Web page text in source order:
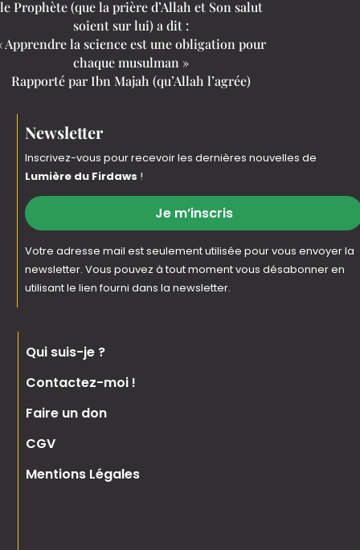
le Prophète (que la prière d’Allah et Son salut
soient sur lui) a dit :
Apprendre la science est une obligation pour
chaque musulman »
Rapporté par Ibn Majah (qu’Allah l’agrée)
Newsletter
Inscrivez-vous pour recevoir les dernières nouvelles de
Lumière du Firdaws !
Je m’inscris
Votre adresse mail est seulement utilisée pour vous envoyer la
newsletter. Vous pouvez à tout moment vous désabonner en
utilisant le lien fourni dans la newsletter.
Qui suis-je ?
Contactez-moi !
Faire un don
CGV
Mentions Légales